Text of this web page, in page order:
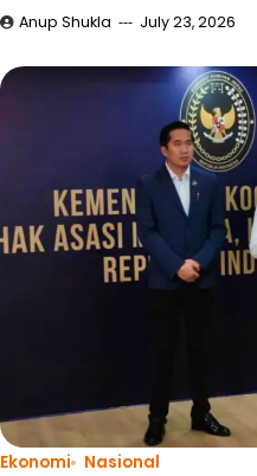
Anup Shukla July 23, 2026
Ekonomi Nasional